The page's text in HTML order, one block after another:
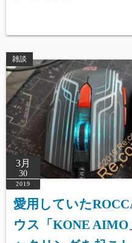
雑談
3月
30
2019
愛用していた
ウス「KONE